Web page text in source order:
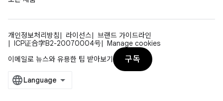
개인정보처리방침 라이선스
브랜드 가이드라인
ICP证合字B2-20070004号
Manage cookies
이메일로 뉴스와 유용한 팁 받아보기
구독